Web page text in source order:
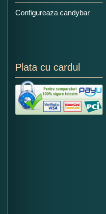
Configureaza candybar
Plata cu cardul